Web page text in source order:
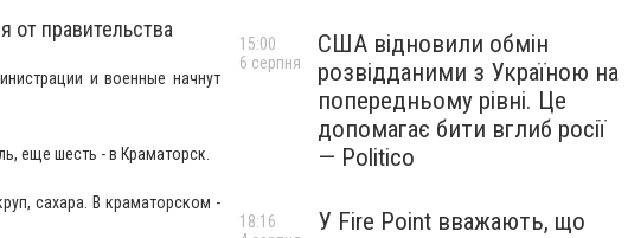
от правительства
и военные начнут
еще шесть - в Краматорск.
сахара. В краматорском -
США відновили обмін
розвідданими з Україною на
попередньому рівні. Це
допомагає бити вглиб росії
— Politico
15:00
6 серпня
У Fire Point вважають, що
18:16